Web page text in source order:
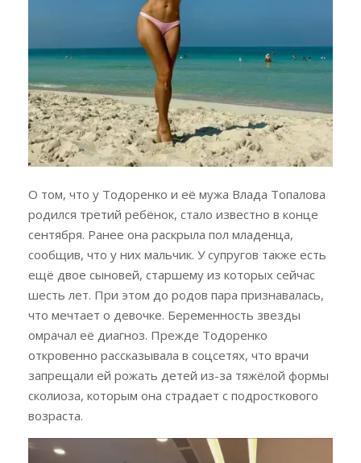
О том, что у Тодоренко и её мужа Влада Топалова
родился третий ребёнок, стало известно в конце
сентября. Ранее она раскрыла пол младенца,
сообщив, что у них мальчик. У супругов также есть
ещё двое сыновей, старшему из которых сейчас
шесть лет. При этом до родов пара признавалась,
что мечтает о девочке. Беременность звезды
омрачал её диагноз. Прежде Тодоренко
откровенно рассказывала в соцсетях, что врачи
запрещали ей рожать детей из-за тяжёлой формы
сколиоза, которым она страдает с подросткового
возраста.